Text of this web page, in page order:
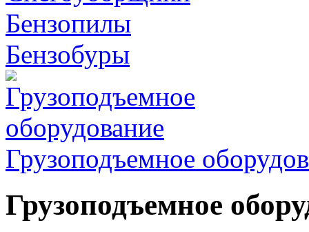
Бензопилы
Бензобуры
Грузоподъемное
Грузоподъемное